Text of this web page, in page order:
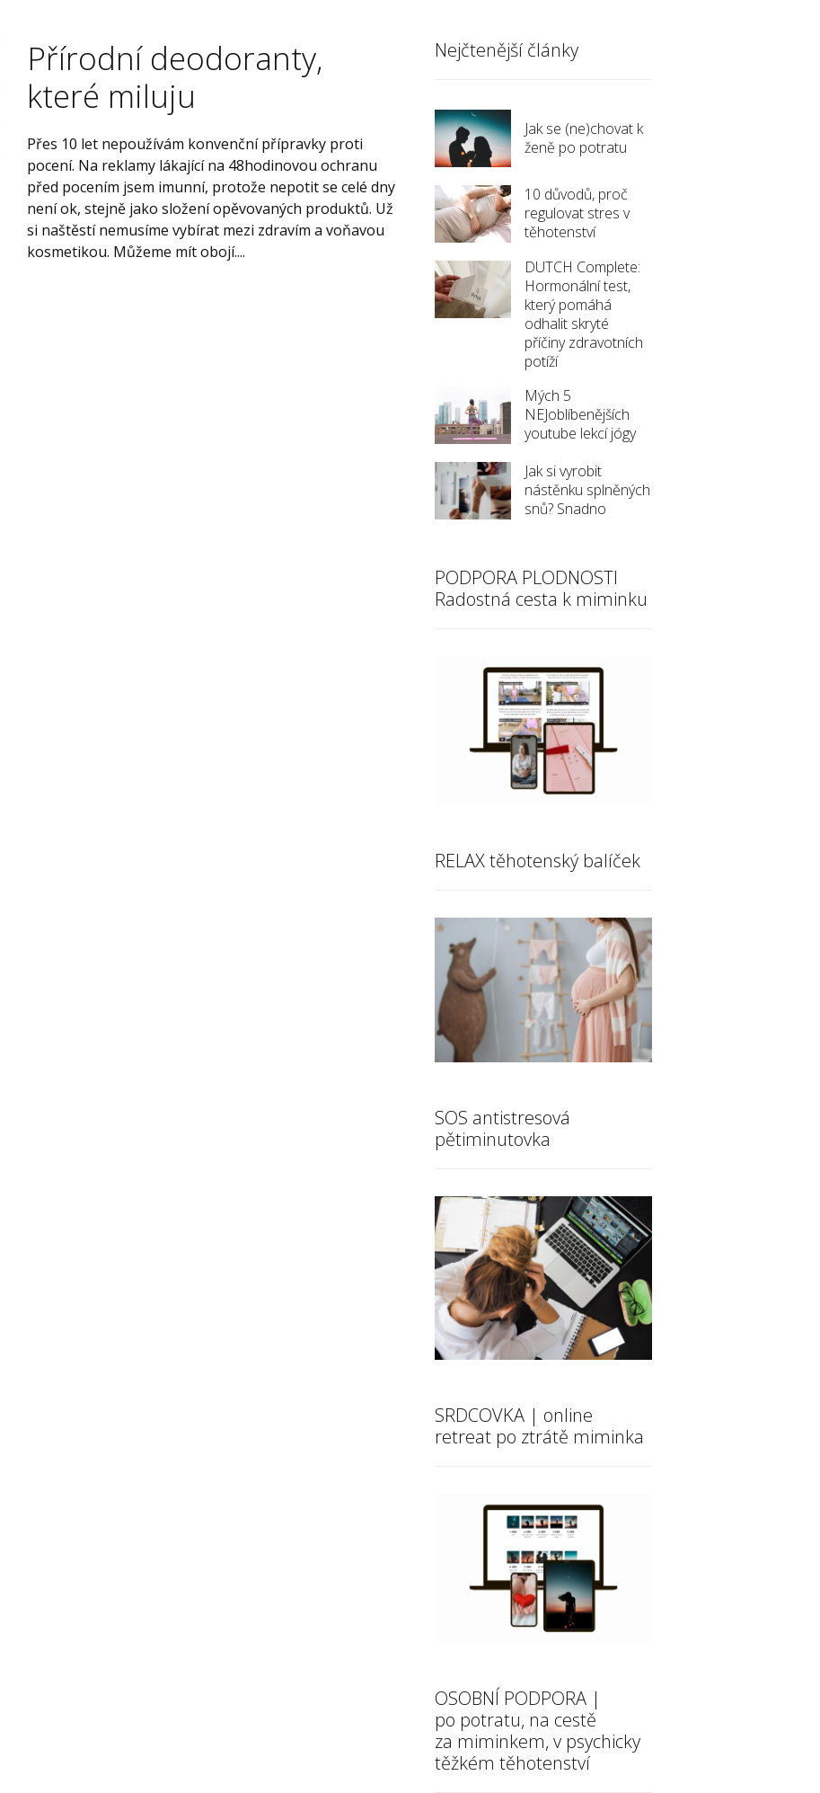
Přírodní deodoranty,
které miluju
Přes 10 let nepoužívám konvenční přípravky proti
pocení. Na reklamy lákající na 48hodinovou ochranu
před pocením jsem imunní, protože nepotit se celé dny
není ok, stejně jako složení opěvovaných produktů. Už
si naštěstí nemusíme vybírat mezi zdravím a voňavou
kosmetikou. Můžeme mít obojí....
Nejčtenější články
Jak se (ne)chovat k
ženě po potratu
10 důvodů, proč
regulovat stres v
těhotenství
DUTCH Complete:
Hormonální test,
který pomáhá
odhalit skryté
příčiny zdravotních
potíží
Mých 5
NEJoblíbenějších
youtube lekcí jógy
Jak si vyrobit
nástěnku splněných
snů? Snadno
PODPORA PLODNOSTI
Radostná cesta k miminku
RELAX těhotenský balíček
SOS antistresová
pětiminutovka
SRDCOVKA | online
retreat po ztrátě miminka
OSOBNÍ PODPORA |
po potratu, na cestě
za miminkem, v psychicky
těžkém těhotenství